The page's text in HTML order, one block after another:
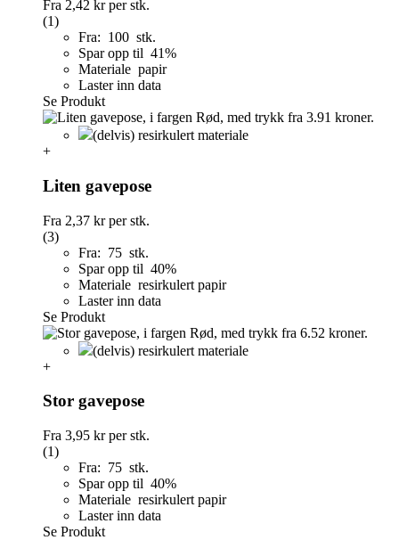
Fra 2,42 krper stk.
(1)
Fra: 100 stk.
Spar opp til 41%
Materiale papir
Laster inn data
Se Produkt
(delvis) resirkulert materiale
+
Liten gavepose
Fra 2,37 krper stk.
(3)
Fra: 75 stk.
Spar opp til 40%
Materiale resirkulert papir
Laster inn data
Se Produkt
(delvis) resirkulert materiale
+
Stor gavepose
Fra 3,95 krper stk.
(1)
Fra: 75 stk.
Spar opp til 40%
Materiale resirkulert papir
Laster inn data
Se Produkt